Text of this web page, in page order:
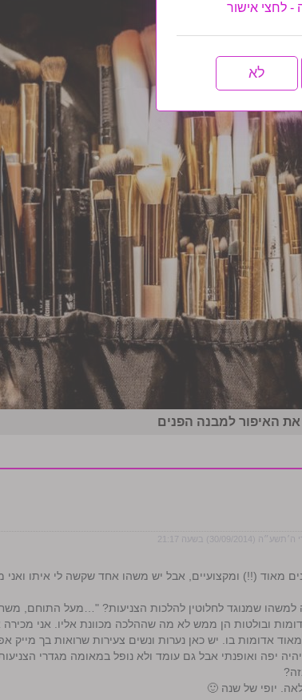
האיפור למבנה הפנים
(30/09/2014) בשעה 21:17
מאוד (!!) ומקצועיים, אבל יש משהו אחד שקשה לי איתו ואני
למשהו שמנוגד לחלוטין להלכות הצניעות? "…מעל התוחם,
ובולטות הן ממש לא מה שההלכה מכוונת אליו. אני
אדומות בו. יש כאן נערות ונשים צעירות שרואות בך מייק אפ
יפה ואופנתי אבל גם עומד ולא נופל במאומה מגדרי
יופי של שנה 🙂
לחצי אישור
לא